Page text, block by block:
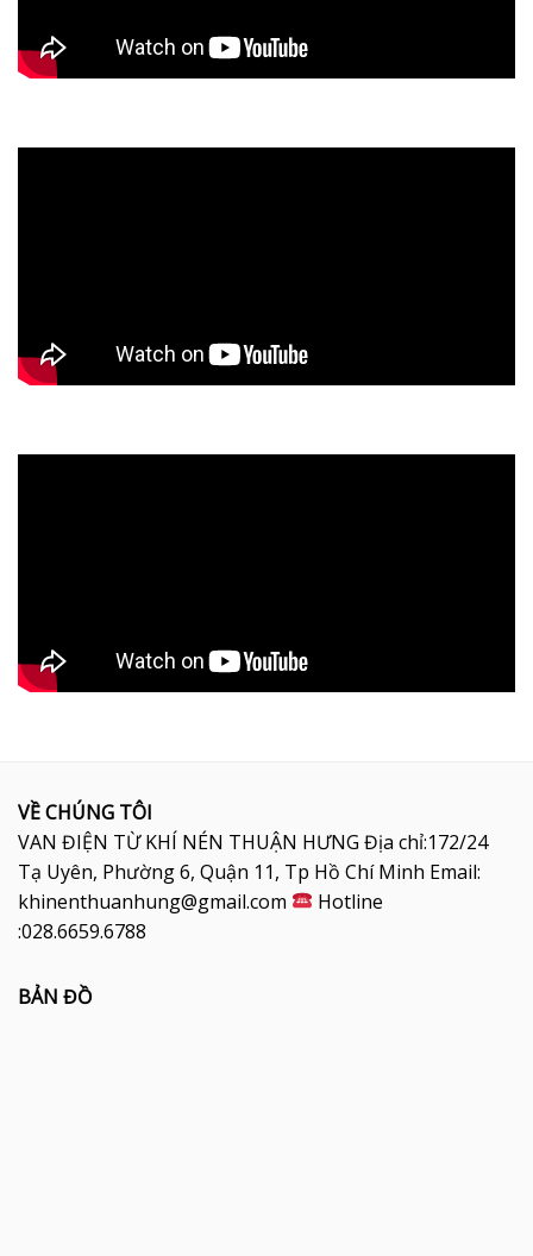
VỀ CHÚNG TÔI
VAN ĐIỆN TỪ KHÍ NÉN THUẬN HƯNG Địa chỉ:172/24
Tạ Uyên, Phường 6, Quận 11, Tp Hồ Chí Minh Email:
khinenthuanhung@gmail.com
Hotline
:028.6659.6788
BẢN ĐỒ